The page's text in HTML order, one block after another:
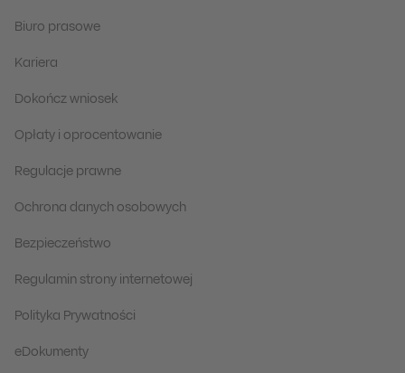
Biuro prasowe
Kariera
Dokończ wniosek
Opłaty i oprocentowanie
Regulacje prawne
Ochrona danych osobowych
Bezpieczeństwo
Regulamin strony internetowej
Polityka Prywatności
eDokumenty